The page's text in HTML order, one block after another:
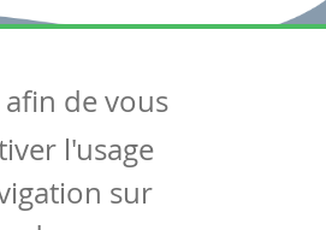
de vous
l'usage
sur